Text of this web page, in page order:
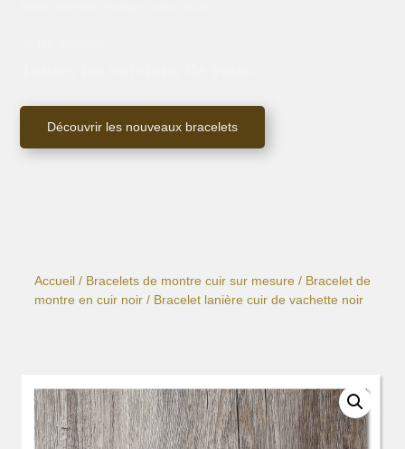
Découvrir les nouveaux bracelets
Accueil / Bracelets de montre cuir sur mesure / Bracelet de
montre en cuir noir / Bracelet lanière cuir de vachette noir